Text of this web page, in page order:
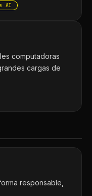
AI
computadoras
cargas de
responsable,